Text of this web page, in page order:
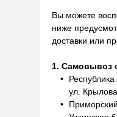
Вы можете
ниже
доставки или
1. Самовывоз
ул.